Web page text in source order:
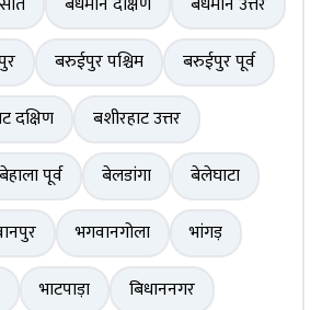
बरुईपुर पश्चिम
बरुईपुर पूर्व
दक्षिण
बशीरहाट उत्तर
बेहाला पूर्व बेलडांगा
बेलेघाटा
भगवानगोला
भांगड़
भाटपाड़ा
बिधाननगर